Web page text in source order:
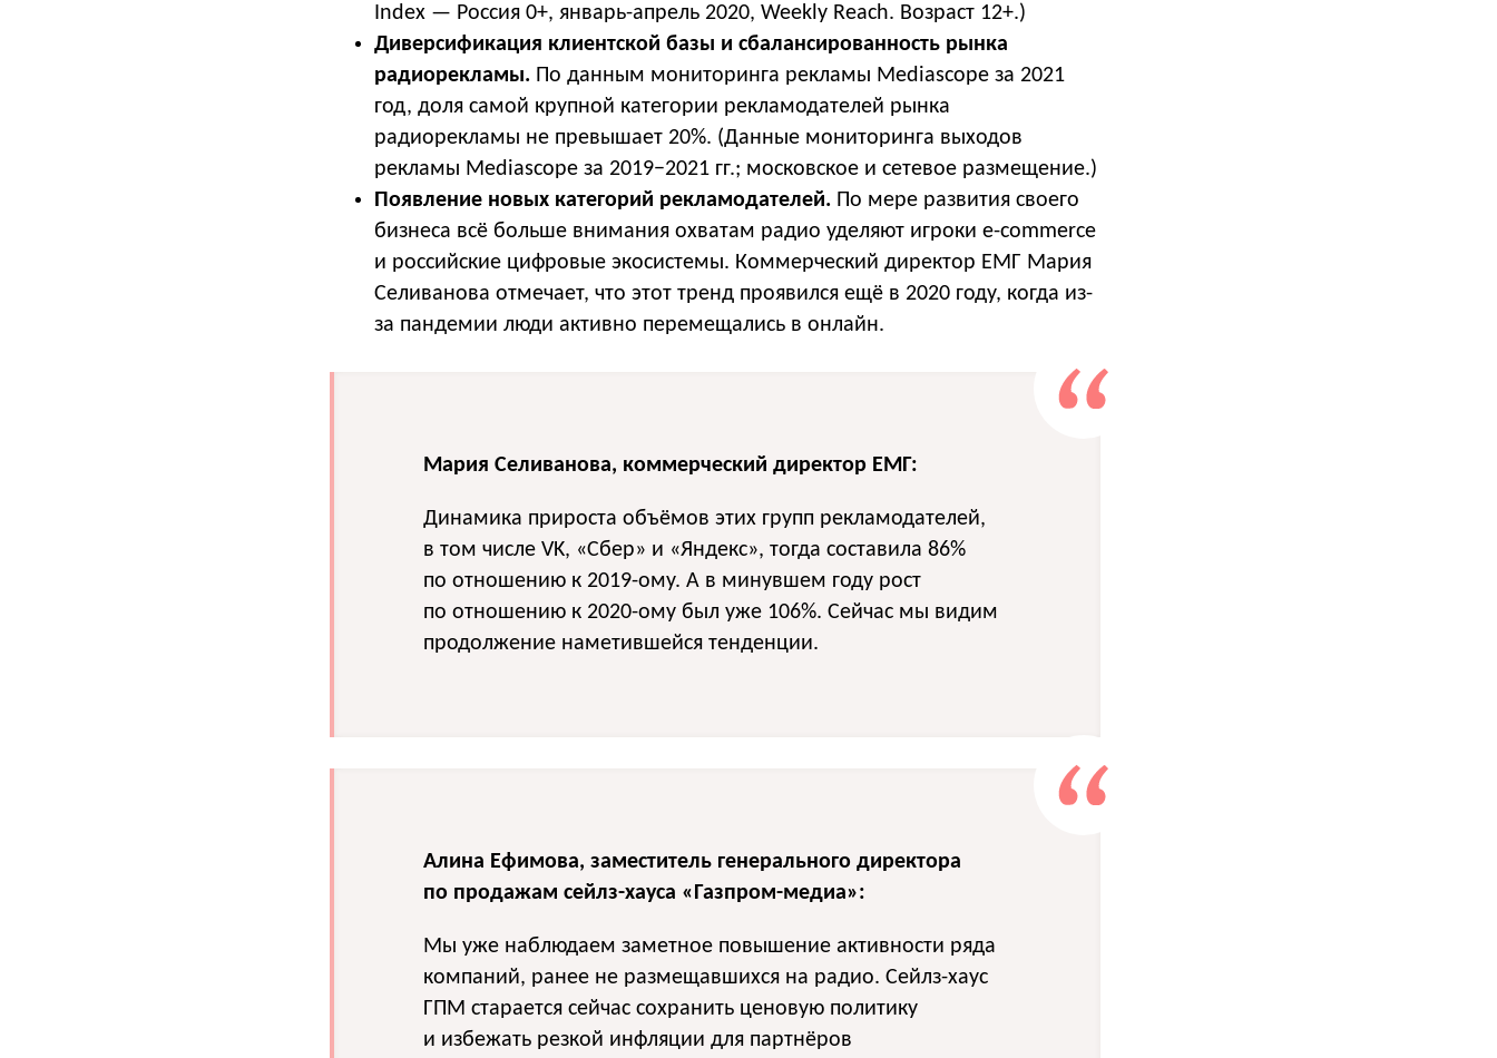
Index — Россия 0+, январь-апрель 2020, Weekly Reach. Возраст 12+.)
Диверсификация клиентской базы и сбалансированность рынка
радиорекламы. По данным мониторинга рекламы Mediascope за 2021
год, доля самой крупной категории рекламодателей рынка
радиорекламы не превышает 20%. (Данные мониторинга выходов
рекламы Mediascope за 2019−2021 гг.; московское и сетевое размещение.)
Появление новых категорий рекламодателей. По мере развития своего
бизнеса всё больше внимания охватам радио уделяют игроки e-commerce
и российские цифровые экосистемы. Коммерческий директор ЕМГ Мария
Селиванова отмечает, что этот тренд проявился ещё в 2020 году, когда из-
за пандемии люди активно перемещались в онлайн.
Мария Селиванова, коммерческий директор ЕМГ:
Динамика прироста объёмов этих групп рекламодателей,
в том числе VK, «Сбер» и «Яндекс», тогда составила 86%
по отношению к 2019-ому. А в минувшем году рост
по отношению к 2020-ому был уже 106%. Сейчас мы видим
продолжение наметившейся тенденции.
Алина Ефимова, заместитель генерального директора
по продажам сейлз-хауса «Газпром-медиа»:
Мы уже наблюдаем заметное повышение активности ряда
компаний, ранее не размещавшихся на радио. Сейлз-хаус
ГПМ старается сейчас сохранить ценовую политику
и избежать резкой инфляции для партнёров